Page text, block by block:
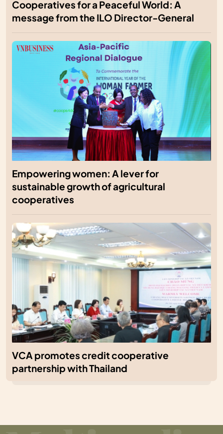
Cooperatives for a Peaceful World: A
message from the ILO Director-General
Empowering women: A lever for
sustainable growth of agricultural
cooperatives
VCA promotes credit cooperative
partnership with Thailand